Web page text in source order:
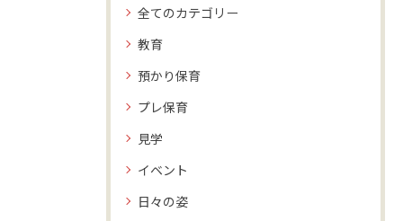
全てのカテゴリー
教育
預かり保育
プレ保育
見学
イベント
日々の姿